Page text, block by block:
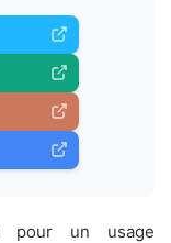
pour un usage